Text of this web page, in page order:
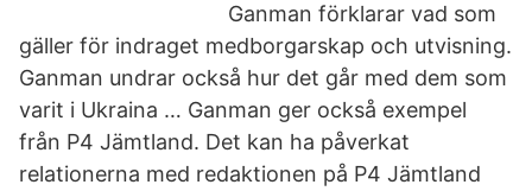
Ganman förklarar vad som
gäller för indraget medborgarskap och utvisning.
Ganman undrar också hur det går med dem som
varit i Ukraina … Ganman ger också exempel
från P4 Jämtland. Det kan ha påverkat
relationerna med redaktionen på P4 Jämtland